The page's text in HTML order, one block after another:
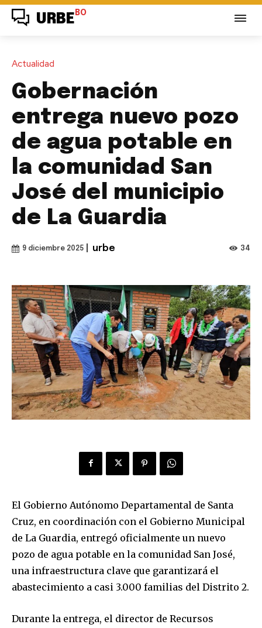
URBE BO
Actualidad
Gobernación
entrega nuevo pozo
de agua potable en
la comunidad San
José del municipio
de La Guardia
9 diciembre 2025 urbe 34
El Gobierno Autónomo Departamental de Santa
Cruz, en coordinación con el Gobierno Municipal
de La Guardia, entregó oficialmente un nuevo
pozo de agua potable en la comunidad San José,
una infraestructura clave que garantizará el
abastecimiento a casi 3.000 familias del Distrito 2.
Durante la entrega, el director de Recursos